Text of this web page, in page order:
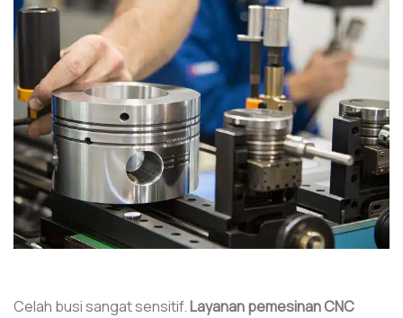
Celah busi sangat sensitif.Layanan pemesinan CNC